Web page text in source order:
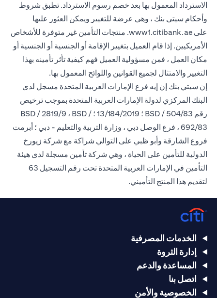
الاسترداد المعمول بها بعد خصم رسوم الاسترداد. تطبق شروط
وأحكام سيتي بنك ، وهي عرضة للتغيير ويمكن العثور عليها
على www1.citibank.ae
(opens in a new tab). منتجات التأمين غير متوفرة للأشخاص
الأمريكيين. إذا قام العميل بتغيير الإقامة أو الجنسية أو الجنسية أو
مكان العمل ، فمن مسؤولية العميل فهم كيفية تأثر تأمينه بهذا
التغيير والامتثال لجميع القوانين واللوائح المعمول بها.
إن سيتي بنك إن إيه فرع الإمارات العربية المتحدة مسجل لدى
البنك المركزي لدولة الإمارات العربية المتحدة بموجب ترخيص
رقم BSD / 504/83 ؛ 13/184/2019 ؛ BSD / 2819/9 ، BSD /
692/83 ، فرع الوصل دبي ، وزارة التربية والتعليم - دبي ؛ أبرمت
فروع الشارقة وأبو ظبي على التوالي شراكة مع شركة زيورخ
الدولية للتأمين على الحياة ، وهي شركة تأمين مسجلة لدى هيئة
التأمين في الإمارات العربية المتحدة تحت رقم التسجيل 63
لتقديم هذا المنتج التأميني.
الخدمات المصرفية
إدارة الثروة
المساعدة والدعم
اتصل بنا
الخصوصية والأمن